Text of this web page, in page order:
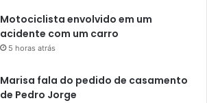
Motociclista envolvido em um
acidente com um carro
5 horas atrás
Marisa fala do pedido de casamento
de Pedro Jorge